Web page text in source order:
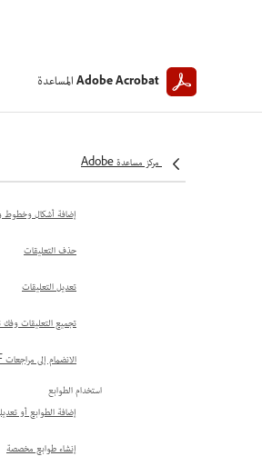
Adobe Acrobat المساعدة
مركز مساعدة Adobe
أضف تعليقات باستخدام
اللاصقة أو فقاعات
Acrobat Pro
إضافة أشكال
حذف التعليقات
تعديل التعليقات
تجميع التعليقات وفك
الانضمام إلى مراجعات PDF
استخدام الطوابع
إضافة الطوابع أو
إنشاء طوابع مخصصة